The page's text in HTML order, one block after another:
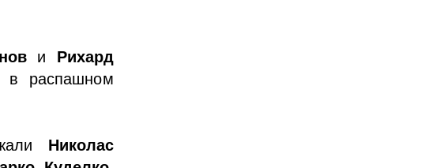
и Рихард
в распашном
Николас